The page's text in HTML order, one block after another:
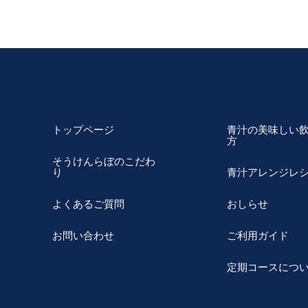
トップページ
そうけんらぼのこだわ
り
よくあるご質問
お問い合わせ
青汁の美味しい
方
青汁アレンジレ
おしらせ
ご利用ガイド
定期コースにつ